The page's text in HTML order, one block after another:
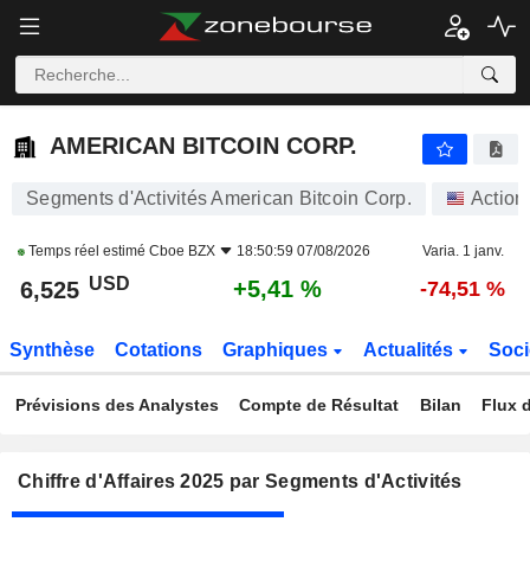
AMERICAN BITCOIN CORP.
AMERICAN BITCOIN CORP.
Segments d'Activités American Bitcoin Corp.
Temps réel estimé Cboe BZX 18:50:59 07/08/2026 Varia. 1 janv.
6,525 USD +5,41 % -74,51 %
Synthèse Cotations Graphiques Actualités
Prévisions des Analystes Compte de Résultat Bilan Flux
Chiffre d'Affaires 2025 par Segments d'Activités